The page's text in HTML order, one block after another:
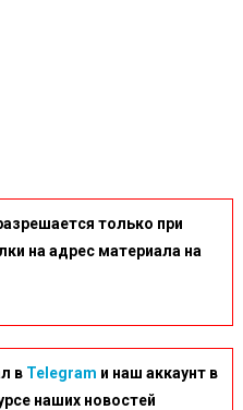
только при
на адрес материала на
в Telegram и наш аккаунт в
наших новостей